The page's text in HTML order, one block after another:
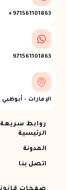
971561101863+
971561101863
الإمارات -
روابط سريعة
الرئيسية
المدونة
اتصل بنا